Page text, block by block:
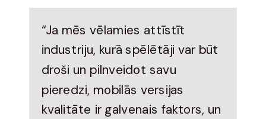
“Ja mēs vēlamies attīstīt
industriju, kurā spēlētāji var būt
droši un pilnveidot savu
pieredzi, mobilās versijas
kvalitāte ir galvenais faktors, un